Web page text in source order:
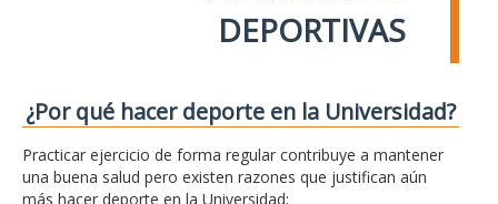
DEPORTIVAS
¿Por qué hacer deporte en la Universidad?
Practicar ejercicio de forma regular contribuye a mantener
una buena salud pero existen razones que justifican aún
más hacer deporte en la Universidad: